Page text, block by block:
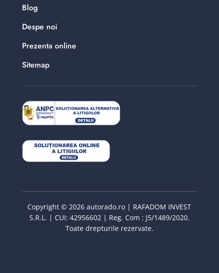
Blog
Despe noi
Prezenta online
Sitemap
Copyright © 2026 autorado.ro | RAFADOM INVEST
S.R.L. | CUI: 42956602 | Reg. Com : J5/1489/2020.
Toate drepturile rezervate.